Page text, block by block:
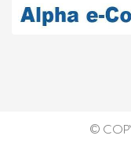
©